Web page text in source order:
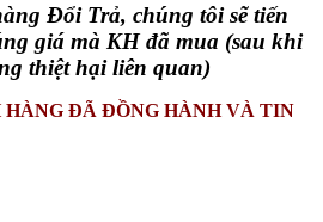
Đổi Trả, chúng tôi sẽ tiến
giá mà KH đã mua (sau khi
thiệt hại liên quan)
HÀNG ĐÃ ĐỒNG HÀNH VÀ TIN